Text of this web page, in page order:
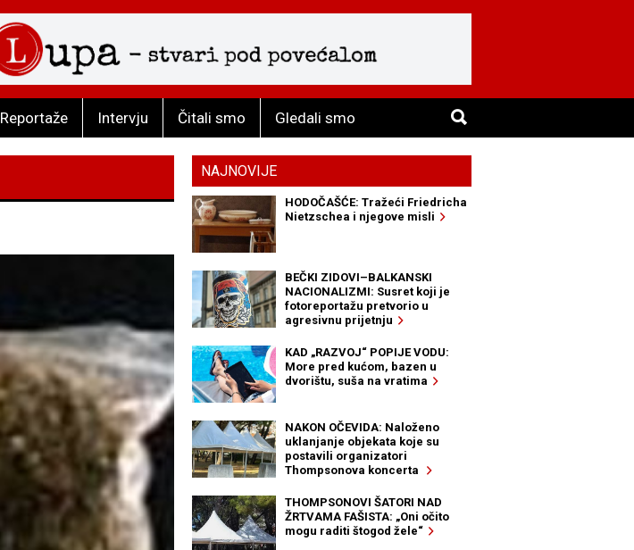
Reportaže Intervju Čitali smo Gledali smo
NAJNOVIJE
HODOČAŠĆE: Tražeći Friedricha
Nietzschea i njegove misli
BEČKI ZIDOVI–BALKANSKI
NACIONALIZMI: Susret koji je
fotoreportažu pretvorio u
agresivnu prijetnju
KAD „RAZVOJ“ POPIJE VODU:
More pred kućom, bazen u
dvorištu, suša na vratima
NAKON OČEVIDA: Naloženo
uklanjanje objekata koje su
postavili organizatori
Thompsonova koncerta
THOMPSONOVI ŠATORI NAD
ŽRTVAMA FAŠISTA: „Oni očito
mogu raditi štogod žele“